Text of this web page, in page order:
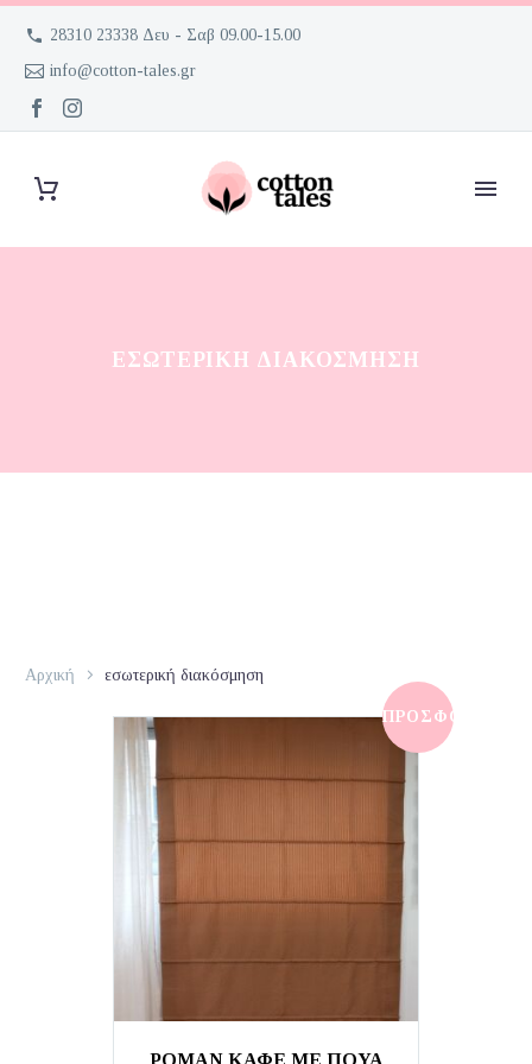
28310 23338 Δευ - Σαβ 09.00-15.00
info@cotton-tales.gr
ΕΣΩΤΕΡΙΚΉ ΔΙΑΚΌΣΜΗΣΗ
Αρχική εσωτερική διακόσμηση
ΠΡΟΣΦΟΡΆ!
ΡΟΜΑΝ ΚΑΦΕ ΜΕ ΠΟΥΑ